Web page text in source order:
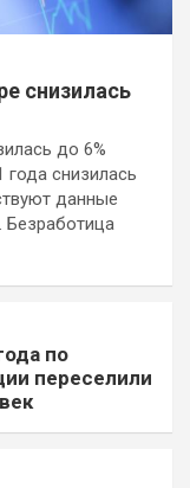
снизилась
до 6%
снизилась
данные
Безработица
по
переселили